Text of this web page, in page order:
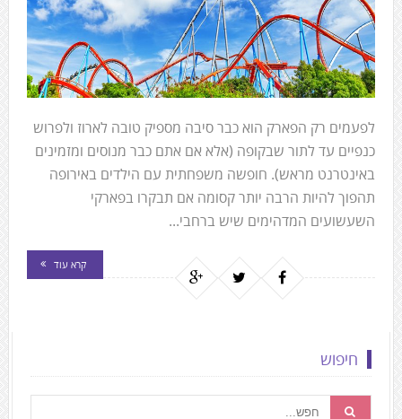
לפעמים רק הפארק הוא כבר סיבה מספיק טובה לארוז ולפרוש
כנפיים עד לתור שבקופה (אלא אם אתם כבר מנוסים ומזמינים
באינטרנט מראש). חופשה משפחתית עם הילדים באירופה
תהפוך להיות הרבה יותר קסומה אם תבקרו בפארקי
השעשועים המדהימים שיש ברחבי...
קרא עוד
חיפוש